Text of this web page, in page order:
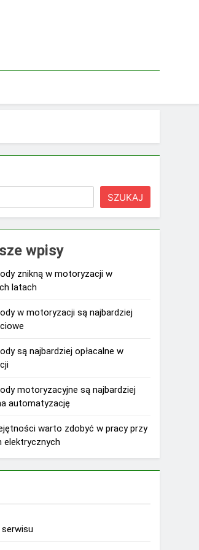
SZUKAJ
wpisy
znikną w motoryzacji w
latach
w motoryzacji są najbardziej
są najbardziej opłacalne w
motoryzacyjne są najbardziej
automatyzację
warto zdobyć w pracy przy
elektrycznych